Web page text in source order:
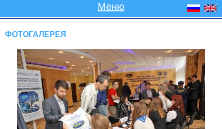
Меню
ФОТОГАЛЕРЕЯ